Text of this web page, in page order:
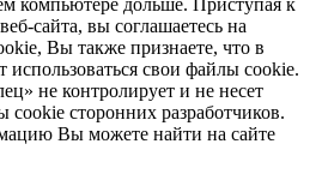
компьютере дольше. Приступая к
сайта, вы соглашаетесь на
Вы также признаете, что в
использоваться свои файлы cookie.
не контролирует и не несет
cookie сторонних разработчиков.
Вы можете найти на сайте